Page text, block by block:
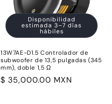
Disponibilidad
estimada 3–7 días
hábiles
13W7AE-D1.5 Controlador de
subwoofer de 13,5 pulgadas (345
mm), doble 1,5 Ω
Precio
$ 35,000.00 MXN